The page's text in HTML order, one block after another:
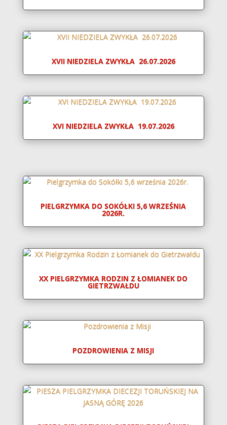
XVII NIEDZIELA ZWYKŁA 26.07.2026
XVI NIEDZIELA ZWYKŁA 19.07.2026
PIELGRZYMKA DO SOKÓŁKI 5,6 WRZEŚNIA
2026R.
XX PIELGRZYMKA RODZIN Z ŁOMIANEK DO
GIETRZWAŁDU
POZDROWIENIA Z MISJI